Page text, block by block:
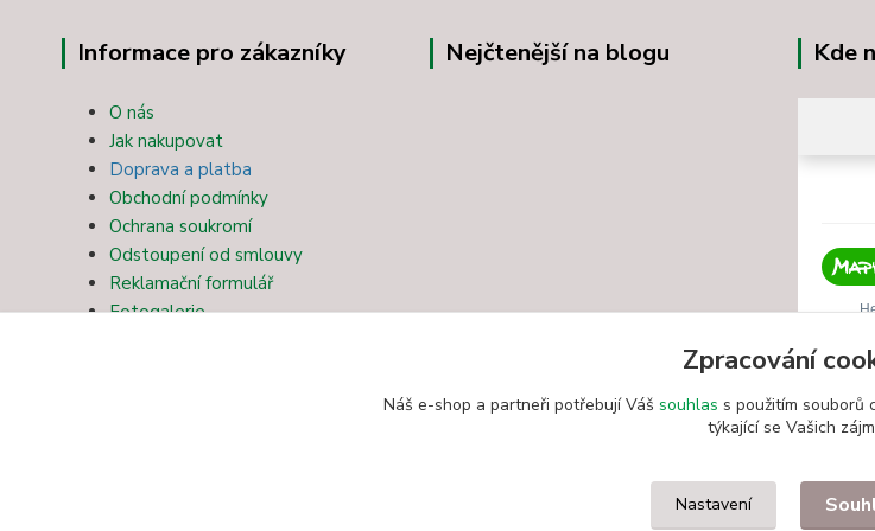
Informace pro zákazníky
O nás
Jak nakupovat
Doprava a platba
Obchodní podmínky
Ochrana soukromí
Odstoupení od smlouvy
Reklamační formulář
Fotogalerie
Nejčtenější na blogu Kde
Zpracování
Náš e-shop a partneři potřebují Váš souhlas s použitím souborů
týkající se Vašich
Nastavení